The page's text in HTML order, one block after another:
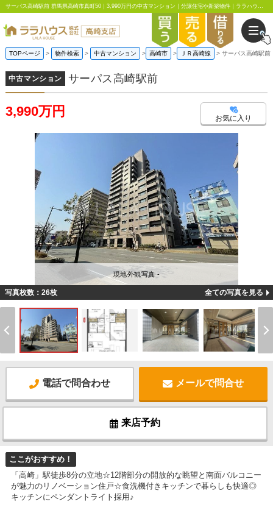
サーパス高崎駅前 群馬県高崎市真町50｜3,990万円の中古マンション｜分譲住宅や新築物件｜ララハウス高崎支店
TOPページ 物件検索 中古マンション 高崎市 ＪＲ高崎線 サーパス高崎駅前
中古マンション サーパス高崎駅前
3,990万円 お気に入り
現地外観写真 -
写真枚数：26枚 全ての写真を見る
電話で問合わせ メールで問合せ
来店予約
ここがおすすめ！
「高崎」駅徒歩8分の立地☆12階部分の開放的な眺望と南面バルコニー
が魅力のリノベーション住戸☆食洗機付きキッチンで暮らしも快適◎
キッチンにペンダントライト採用♪